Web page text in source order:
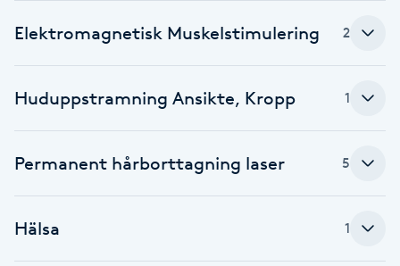
Babylights
Bambumassage
Barnklippning
Elektromagnetisk Muskelstimulering 2
Huduppstramning Ansikte, Kropp 1
Permanent hårborttagning laser 5
Hälsa 1